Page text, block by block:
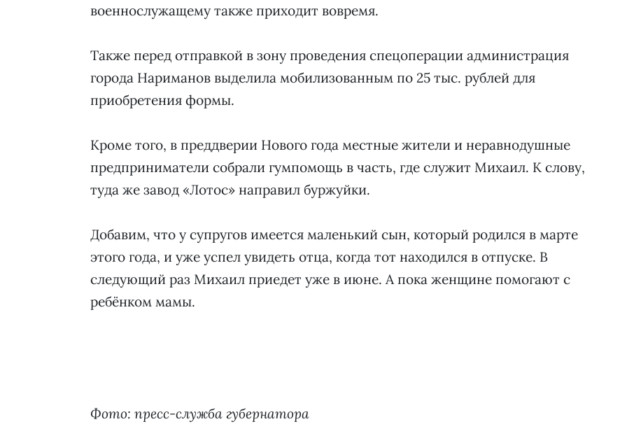
военнослужащему также приходит вовремя.
Также перед отправкой в зону проведения спецоперации администрация
города Нариманов выделила мобилизованным по 25 тыс. рублей для
приобретения формы.
Кроме того, в преддверии Нового года местные жители и неравнодушные
предприниматели собрали гумпомощь в часть, где служит Михаил. К слову,
туда же завод «Лотос» направил буржуйки.
Добавим, что у супругов имеется маленький сын, который родился в марте
этого года, и уже успел увидеть отца, когда тот находился в отпуске. В
следующий раз Михаил приедет уже в июне. А пока женщине помогают с
ребёнком мамы.
Фото: пресс-служба губернатора